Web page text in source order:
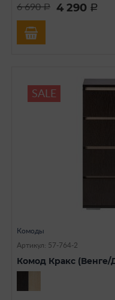
6 690a 4 290 a
SALE
Комоды
Артикул: 57-764-2
Комод Кракс